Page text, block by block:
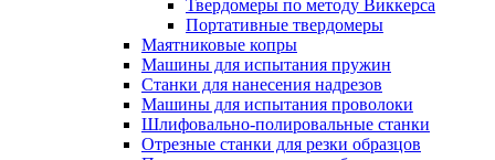
Твердомеры по методу Виккерса
Портативные твердомеры
Маятниковые копры
Машины для испытания пружин
Станки для нанесения надрезов
Машины для испытания проволоки
Шлифовально-полировальные станки
Отрезные станки для резки образцов